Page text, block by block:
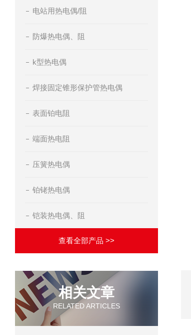
电站用热电偶/阻
防爆热电偶、阻
k型热电偶
焊接固定锥形保护管热电偶
表面铂电阻
端面热电阻
压簧热电偶
铂铑热电偶
铠装热电偶、阻
查看全部产品 >>
相关文章
RELATED ARTICLES